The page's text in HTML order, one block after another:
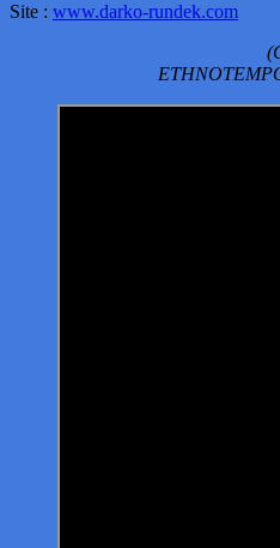
Site : www.darko-rundek.com